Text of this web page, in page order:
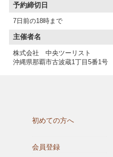
予約締切日
7日前の18時まで
主催者名
株式会社 中央ツーリスト
沖縄県那覇市古波蔵1丁目5番1号
初めての方へ
会員登録